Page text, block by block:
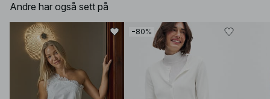
Andre har også sett på
−80%